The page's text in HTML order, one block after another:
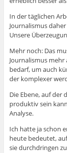
In der täglichen
Journalismus
Unsere
Mehr noch: Das
Journalismus
bedarf, um auch
der komplexer
Die Ebene, auf der
produktiv sein
Analyse.
Ich hatte ja schon
heute bedeutet,
sie durchdringen